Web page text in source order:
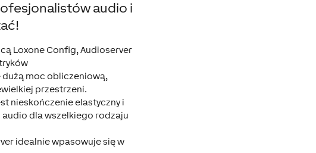
audio i
Loxone Config, Audioserver
dużą moc obliczeniową,
przestrzeni.
nieskończenie elastyczny i
audio dla wszelkiego rodzaju
idealnie wpasowuje się w